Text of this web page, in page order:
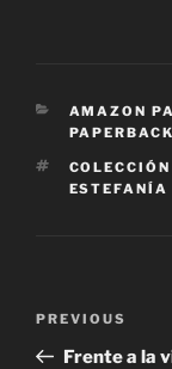
AMAZON
PAPERBACK
TAGS
ESTEFANÍA
Previous
Post
PREVIOUS
Frente a la